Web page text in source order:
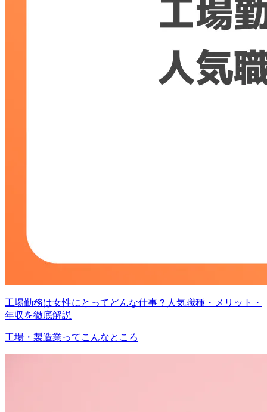
工場勤務は女性にとってどんな仕事？人気職種・メリット・
年収を徹底解説
工場・製造業ってこんなところ